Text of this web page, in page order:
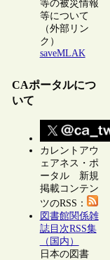
等の被災情報
等について
（外部リン
ク）
saveMLAK
CAポータルにつ
いて
カレントアウ
ェアネス・ポ
ータル 新規
掲載コンテン
ツのRSS：
図書館関係雑
誌目次RSS集
（国内）
日本の図書